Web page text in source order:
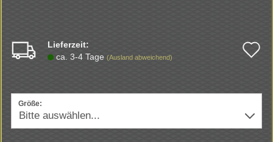
Lieferzeit:
ca. 3-4 Tage (Ausland abweichend)
Größe: